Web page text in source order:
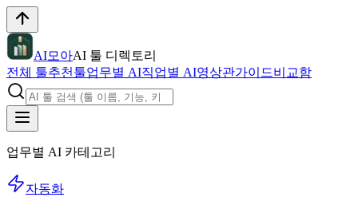
AI모아AI 툴 디렉토리
전체 툴추천툴업무별 AI직업별 AI영상관가이드비교함
업무별 AI 카테고리
자동화